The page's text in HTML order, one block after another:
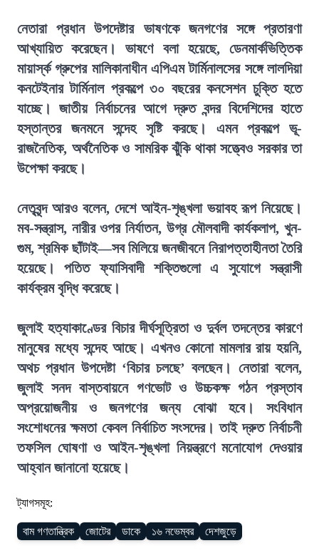
নেতারা প্রধান উপদেষ্টার ভাষণকে জনগণের সঙ্গে প্রতারণা
আখ্যায়িত করেছেন। ভাষণে বলা হয়েছে, ডেনমার্কভিত্তিক
মায়ার্স্ক গ্রুপের মালিকানাধীন এপিএম টার্মিনালসের সঙ্গে লালদিয়া
কনটেইনার টার্মিনাল প্রকল্পে ৩০ বছরের কনসেশন চুক্তি হতে
যাচ্ছে। জাতীয় নির্বাচনের আগে দ্রুত বন্দর বিদেশিদের হাতে
হস্তান্তর জনমনে সন্দেহ সৃষ্টি করছে। এমন প্রকল্পে ভূ-
রাজনৈতিক, অর্থনৈতিক ও সামরিক ঝুঁকি থাকা সত্ত্বেও সরকার তা
উপেক্ষা করছে।
নেতৃবৃন্দ আরও বলেন, দেশে আইন-শৃঙ্খলা ভয়াবহ রূপ নিয়েছে।
মব-সন্ত্রাস, নারীর ওপর নির্যাতন, উগ্র মৌলবাদী কার্যকলাপ, খুন-
গুম, শ্রমিক ছাঁটাই—সব মিলিয়ে জনজীবনে নিরাপত্তাহীনতা তৈরি
হয়েছে। পতিত ফ্যাসিবাদী শক্তিগুলো এ সুযোগে সন্ত্রাসী
কার্যক্রম বৃদ্ধি করেছে।
জুলাই হত্যাকাণ্ডের বিচার দীর্ঘসূত্রিতা ও দুর্বল তদন্তের কারণে
মানুষের মধ্যে সন্দেহ আছে। এখনও কোনো মামলার রায় হয়নি,
অথচ প্রধান উপদেষ্টা ‘বিচার চলছে’ বলছেন। নেতারা বলেন,
জুলাই সনদ বাস্তবায়নে গণভোট ও উচ্চকক্ষ গঠন প্রস্তাব
অপ্রয়োজনীয় ও জনগণের জন্য বোঝা হবে। সংবিধান
সংশোধনের ক্ষমতা কেবল নির্বাচিত সংসদের। তাই দ্রুত নির্বাচনী
তফসিল ঘোষণা ও আইন-শৃঙ্খলা নিয়ন্ত্রণে মনোযোগ দেওয়ার
আহ্বান জানানো হয়েছে।
ট্যাগসমূহ:
বাম গণতান্ত্রিক জোটের ডাকে ১৬ নভেম্বর দেশজুড়ে